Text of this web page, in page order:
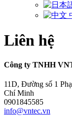
Liên hệ
Công ty TNHH
11D, Đường số 1
Chí Minh
0901845585
info@vntec.vn